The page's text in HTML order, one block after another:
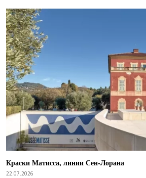
Краски Матисса, линии Сен-Лорана
22.07.2026